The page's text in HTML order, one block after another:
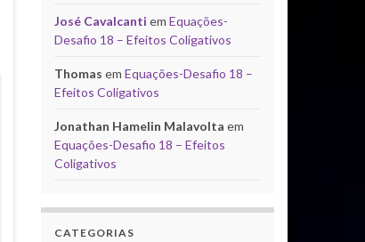
José Cavalcanti em Equações-
Desafio 18 – Efeitos Coligativos
Thomas em Equações-Desafio 18 –
Efeitos Coligativos
Jonathan Hamelin Malavolta em
Equações-Desafio 18 – Efeitos
Coligativos
CATEGORIAS